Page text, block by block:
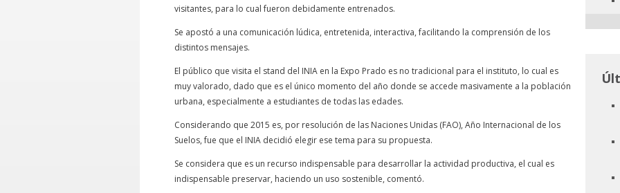
visitantes, para lo cual fueron debidamente entrenados.
Se apostó a una comunicación lúdica, entretenida, interactiva, facilitando la comprensión de los
distintos mensajes.
El público que visita el stand del INIA en la Expo Prado es no tradicional para el instituto, lo cual es
muy valorado, dado que es el único momento del año donde se accede masivamente a la población
urbana, especialmente a estudiantes de todas las edades.
Considerando que 2015 es, por resolución de las Naciones Unidas (FAO), Año Internacional de los
Suelos, fue que el INIA decidió elegir ese tema para su propuesta.
Se considera que es un recurso indispensable para desarrollar la actividad productiva, el cual es
indispensable preservar, haciendo un uso sostenible, comentó.